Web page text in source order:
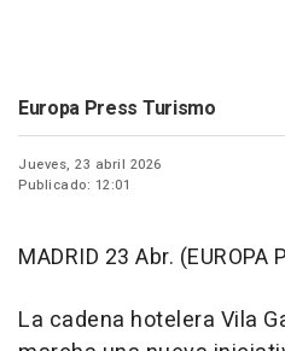
Europa Press Turismo
Jueves, 23 abril 2026
Publicado: 12:01
MADRID 23 Abr. (EUROPA
La cadena hotelera Vila